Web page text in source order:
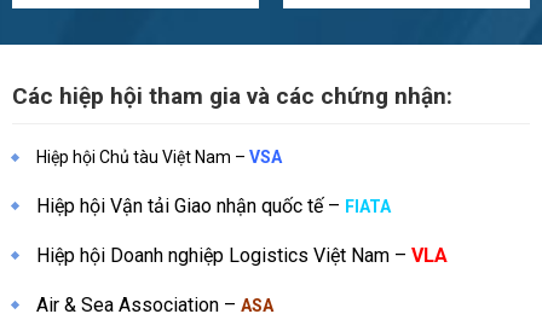
Các hiệp hội tham gia và các chứng nhận:
Hiệp hội Chủ tàu Việt Nam – VSA
Hiệp hội Vận tải Giao nhận quốc tế – FIATA
Hiệp hội Doanh nghiệp Logistics Việt Nam – VLA
Air & Sea Association – ASA